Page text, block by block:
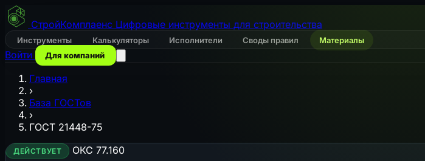
СтройКомплаенс Цифровые инструменты для строительства
Инструменты Калькуляторы Исполнители Своды правил Материалы
Войти Для компаний
Главная
›
База ГОСТов
›
ГОСТ 21448-75
ДЕЙСТВУЕТ ОКС 77.160